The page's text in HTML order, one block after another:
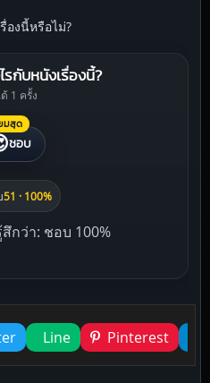
องนี้หรือไม่?
กับหนังเรื่องนี้?
1 ครั้ง
มสุด
ชอบ
51 · 100%
กว่า: ชอบ 100%
Liked this
Line Pinterest